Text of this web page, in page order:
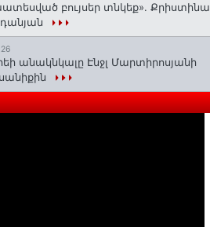
բույսեր տնկեք». Քրիստինա
անակնկալը Էնջլ Մարտիրոսյանի